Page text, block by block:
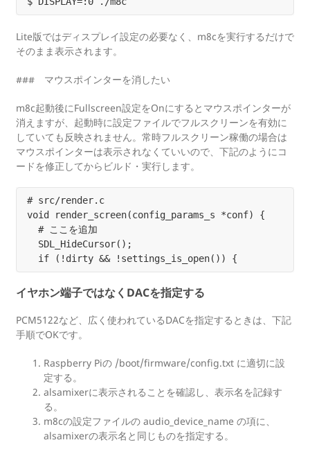
Lite版ではディスプレイ設定の必要なく、m8cを実行するだけで
そのまま表示されます。
### マウスポインターを消したい
m8c起動後にFullscreen設定をOnにするとマウスポインターが
消えますが、起動時に設定ファイルでフルスクリーンを有効に
していても反映されません。常時フルスクリーン稼働の場合は
マウスポインターは表示されなくていいので、下記のようにコ
ードを修正してからビルド・実行します。
# src/render.c
void render_screen(config_params_s *conf) {
  # ここを追加
  SDL_HideCursor();
イヤホン端子ではなくDACを指定する
PCM5122など、広く使われているDACを指定するときは、下記
手順でOKです。
Raspberry Piの /boot/firmware/config.txt に適切に設
定する。
alsamixerに表示されることを確認し、表示名を記録す
る。
m8cの設定ファイルの audio_device_name の項に、
alsamixerの表示名と同じものを指定する。